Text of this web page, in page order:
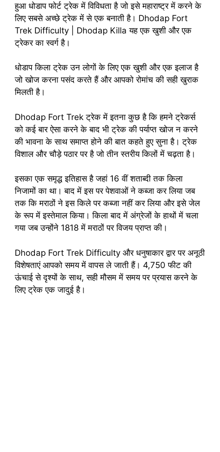
हुआ धोडाप फोर्ट ट्रेक में विविधता है जो इसे महाराष्ट्र में करने के
लिए सबसे अच्छे ट्रेक में से एक बनाती है। Dhodap Fort
Trek Difficulty | Dhodap Killa यह एक खुशी और एक
ट्रेकर का स्वर्ग है।
धोडाप किला ट्रेक उन लोगों के लिए एक खुशी और एक इलाज है
जो खोज करना पसंद करते हैं और आपको रोमांच की सही खुराक
मिलती है।
Dhodap Fort Trek ट्रेक में इतना कुछ है कि हमने ट्रेकर्स
को कई बार ऐसा करने के बाद भी ट्रेक की पर्याप्त खोज न करने
की भावना के साथ समाप्त होने की बात कहते हुए सुना है। ट्रेक
विशाल और चौड़े पठार पर है जो तीन स्तरीय किलों में चढ़ता है।
इसका एक समृद्ध इतिहास है जहां 16 वीं शताब्दी तक किला
निजामों का था। बाद में इस पर पेशवाओं ने कब्जा कर लिया जब
तक कि मराठों ने इस किले पर कब्जा नहीं कर लिया और इसे जेल
के रूप में इस्तेमाल किया। किला बाद में अंग्रेजों के हाथों में चला
गया जब उन्होंने 1818 में मराठों पर विजय प्राप्त की।
Dhodap Fort Trek Difficulty और धनुषाकार द्वार पर अनूठी
विशेषताएं आपको समय में वापस ले जाती हैं। 4,750 फीट की
ऊंचाई से दृश्यों के साथ, सही मौसम में समय पर प्रयास करने के
लिए ट्रेक एक जादुई है।